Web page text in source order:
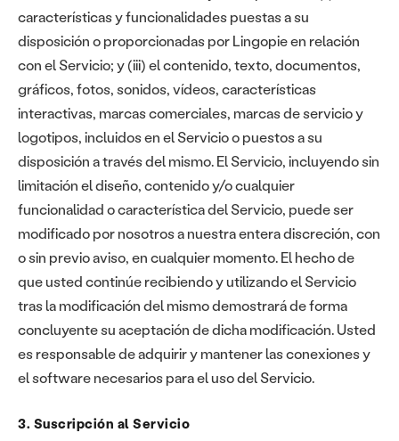
características y funcionalidades puestas a su
disposición o proporcionadas por Lingopie en relación
con el Servicio; y (iii) el contenido, texto, documentos,
gráficos, fotos, sonidos, vídeos, características
interactivas, marcas comerciales, marcas de servicio y
logotipos, incluidos en el Servicio o puestos a su
disposición a través del mismo. El Servicio, incluyendo sin
limitación el diseño, contenido y/o cualquier
funcionalidad o característica del Servicio, puede ser
modificado por nosotros a nuestra entera discreción, con
o sin previo aviso, en cualquier momento. El hecho de
que usted continúe recibiendo y utilizando el Servicio
tras la modificación del mismo demostrará de forma
concluyente su aceptación de dicha modificación. Usted
es responsable de adquirir y mantener las conexiones y
el software necesarios para el uso del Servicio.
3. Suscripción al Servicio